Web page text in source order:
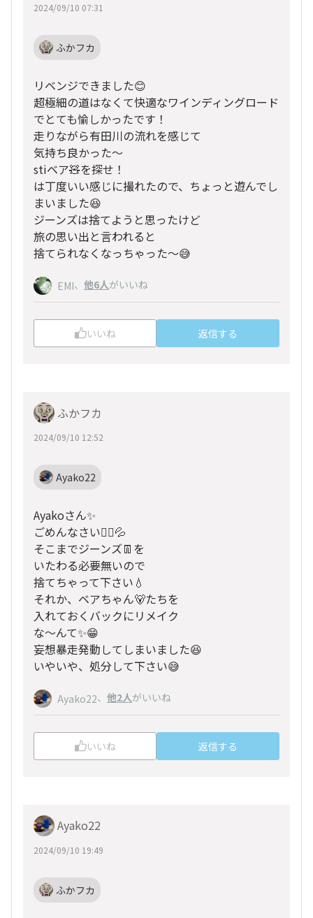
2024/09/10 07:31
ふかフカ
リベンジできました😊
超極細の道はなくて快適なワインディングロード
でとても愉しかったです！
走りながら有田川の流れを感じて
気持ち良かった〜
stiベア🧸を探せ！
は丁度いい感じに撮れたので、ちょっと遊んでし
まいました😆
ジーンズは捨てようと思ったけど
旅の思い出と言われると
捨てられなくなっちゃった〜😅
EMI、 他6人がいいね
いいね 返信する
ふかフカ
2024/09/10 12:52
Ayako22
Ayakoさん✨
ごめんなさい🙇‍♂️💦
そこまでジーンズ👖を
いたわる必要無いので
捨てちゃって下さい💧
それか、ベアちゃん🐻たちを
入れておくバックにリメイク
な～んて✨😁
妄想暴走発動してしまいました😆
いやいや、処分して下さい😅
Ayako22、 他2人がいいね
いいね 返信する
Ayako22
2024/09/10 19:49
ふかフカ